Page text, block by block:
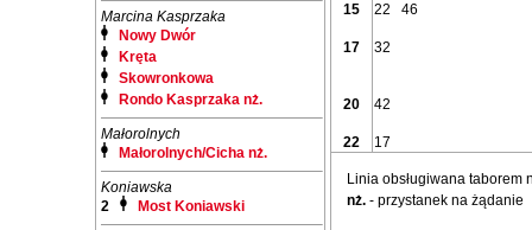
Marcina Kasprzaka
Nowy Dwór
Kręta
Skowronkowa
Rondo Kasprzaka nż.
Małorolnych
Małorolnych/Cicha nż.
Koniawska
2
Most Koniawski
15
22 46
17 32
20 42
22 17
Linia obsługiwana taborem
nż. - przystanek na żądanie